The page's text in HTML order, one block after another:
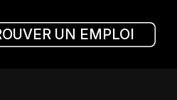
UN EMPLOI